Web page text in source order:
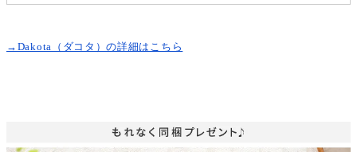
→Dakota（ダコタ）の詳細はこちら